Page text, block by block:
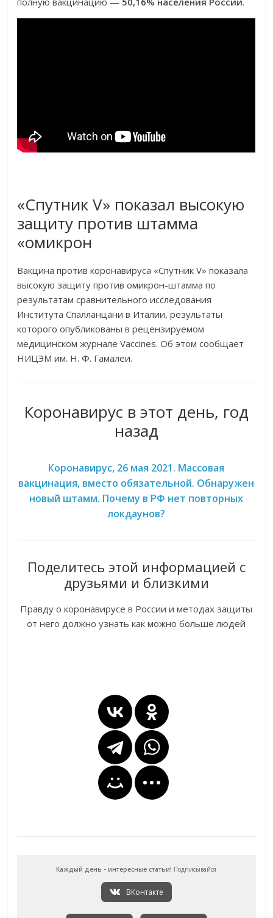
«Спутник V» показал высокую
защиту против штамма
«омикрон
Вакцина против коронавируса «Спутник V» показала
высокую защиту против омикрон-штамма по
результатам сравнительного исследования
Института Спалланцани в Италии, результаты
которого опубликованы в рецензируемом
медицинском журнале Vaccines. Об этом сообщает
НИЦЭМ им. Н. Ф. Гамалеи.
Коронавирус в этот день, год
назад
Коронавирус, 26 мая 2021. Массовая
вакцинация, вместо обязательной. Обнаружен
новый штамм. Почему в РФ нет повторных
локдаунов?
Поделитесь этой информацией с
друзьями и близкими
Правду о коронавирусе в России и методах защиты
от него должно узнать как можно больше людей
Каждый день - интересные статьи! Подписывайся
ВКонтакте